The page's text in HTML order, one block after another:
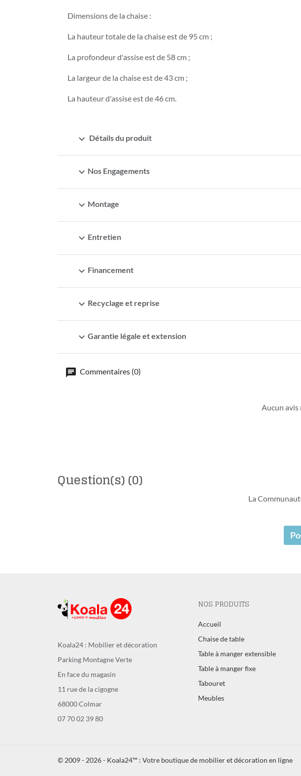
Dimensions de la chaise :
La hauteur totale de la chaise est de 95 cm ;
La profondeur d'assise est de 58 cm ;
La largeur de la chaise est de 43 cm ;
La hauteur d'assise est de 46 cm.
expand_more Détails du produit
expand_more Nos Engagements
expand_more Montage
expand_more Entretien
expand_more Financement
expand_more Recyclage et reprise
expand_more Garantie légale et extension
Commentaires (0)
Aucun avis
Question(s)(0)
La
Koala24 : Mobilier et décoration
Parking Montagne Verte
En face du magasin
11 rue de la cigogne
68000 Colmar
07 70 02 39 80
NOS PRODUITS
Accueil
Chaise de table
Table à manger extensible
Table à manger fixe
Tabouret
Meubles
© 2009 - 2026 - Koala24™ : Votre boutique de mobilier et décoration en ligne